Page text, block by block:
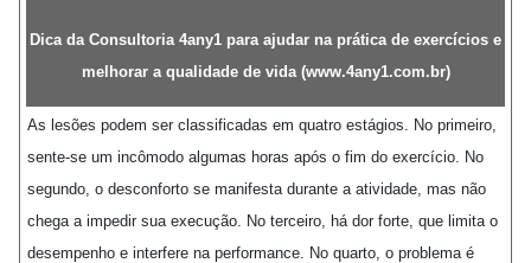
Dica da Consultoria 4any1 para ajudar na prática de exercícios e
melhorar a qualidade de vida (www.4any1.com.br)
As lesões podem ser classificadas em quatro estágios. No primeiro,
sente-se um incômodo algumas horas após o fim do exercício. No
segundo, o desconforto se manifesta durante a atividade, mas não
chega a impedir sua execução. No terceiro, há dor forte, que limita o
desempenho e interfere na performance. No quarto, o problema é